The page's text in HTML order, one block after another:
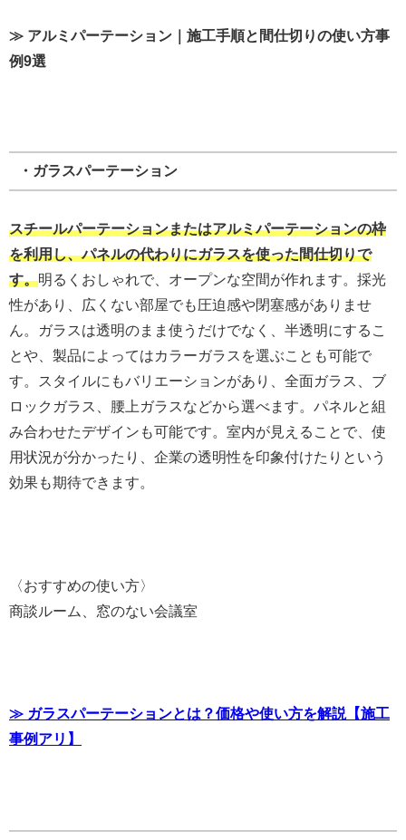
≫ アルミパーテーション｜施工手順と間仕切りの使い方事
例9選
・ガラスパーテーション
スチールパーテーションまたはアルミパーテーションの枠
を利用し、パネルの代わりにガラスを使った間仕切りで
す。明るくおしゃれで、オープンな空間が作れます。採光
性があり、広くない部屋でも圧迫感や閉塞感がありませ
ん。ガラスは透明のまま使うだけでなく、半透明にするこ
とや、製品によってはカラーガラスを選ぶことも可能で
す。スタイルにもバリエーションがあり、全面ガラス、ブ
ロックガラス、腰上ガラスなどから選べます。パネルと組
み合わせたデザインも可能です。室内が見えることで、使
用状況が分かったり、企業の透明性を印象付けたりという
効果も期待できます。
〈おすすめの使い方〉
商談ルーム、窓のない会議室
≫ ガラスパーテーションとは？価格や使い方を解説【施工
事例アリ】